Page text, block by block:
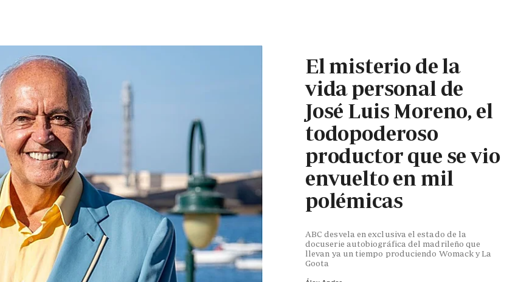
El misterio de la
vida personal de
José Luis Moreno, el
todopoderoso
productor que se vio
envuelto en mil
polémicas
ABC desvela en exclusiva el estado de la
docuserie autobiográfica del madrileño que
llevan ya un tiempo produciendo Womack y La
Goota